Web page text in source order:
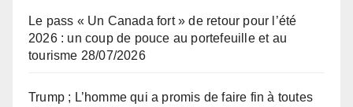
Le pass « Un Canada fort » de retour pour l’été
2026 : un coup de pouce au portefeuille et au
tourisme 28/07/2026
Trump ; L’homme qui a promis de faire fin à toutes